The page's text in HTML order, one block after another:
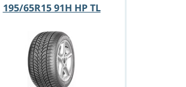
195/65R15 91H HP TL